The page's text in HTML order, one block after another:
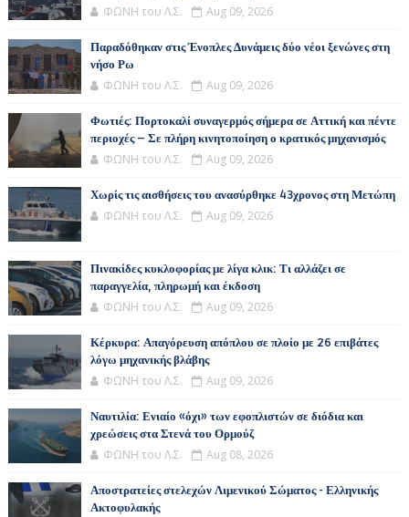
ΦΩΝΗ του Λ.Σ. Aug 09, 2026
Παραδόθηκαν στις Ένοπλες Δυνάμεις δύο νέοι ξενώνες στη
νήσο Ρω
ΦΩΝΗ του Λ.Σ. Aug 09, 2026
Φωτιές: Πορτοκαλί συναγερμός σήμερα σε Αττική και πέντε
περιοχές – Σε πλήρη κινητοποίηση ο κρατικός μηχανισμός
ΦΩΝΗ του Λ.Σ. Aug 09, 2026
Χωρίς τις αισθήσεις του ανασύρθηκε 43χρονος στη Μετώπη
ΦΩΝΗ του Λ.Σ. Aug 09, 2026
Πινακίδες κυκλοφορίας με λίγα κλικ: Τι αλλάζει σε
παραγγελία, πληρωμή και έκδοση
ΦΩΝΗ του Λ.Σ. Aug 09, 2026
Κέρκυρα: Απαγόρευση απόπλου σε πλοίο με 26 επιβάτες
λόγω μηχανικής βλάβης
ΦΩΝΗ του Λ.Σ. Aug 09, 2026
Ναυτιλία: Ενιαίο «όχι» των εφοπλιστών σε διόδια και
χρεώσεις στα Στενά του Ορμούζ
ΦΩΝΗ του Λ.Σ. Aug 08, 2026
Αποστρατείες στελεχών Λιμενικού Σώματος - Ελληνικής
Ακτοφυλακής